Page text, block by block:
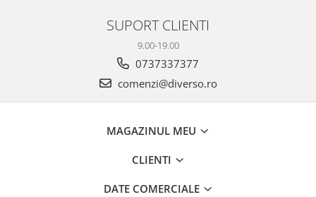
SUPORT CLIENTI
9.00-19.00
0737337377
comenzi@diverso.ro
MAGAZINUL MEU
CLIENTI
DATE COMERCIALE